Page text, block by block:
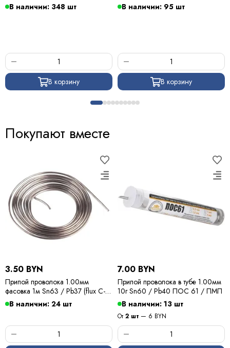
В наличии: 348 шт
В корзину
В наличии: 95 шт
В корзину
Покупают вместе
3.50 BYN
Припой проволока 1.00мм
фасовка 1м Sn63 / Pb37 (flux C-6)
ПОС 63 / Kewei
В наличии: 24 шт
7.00 BYN
Припой проволока в тубе 1.00мм
10г Sn60 / Pb40 ПОС 61 / ПМП
В наличии: 13 шт
От2 шт — 6 BYN